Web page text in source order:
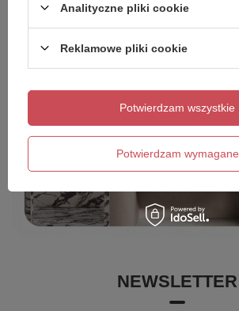
NEWSLETTER
Analityczne pliki cookie
Reklamowe pliki cookie
Potwierdzam wymagane
Potwierdzam wszystkie